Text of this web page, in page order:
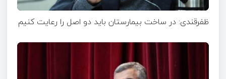
ظفرقندی: در ساخت بیمارستان باید دو اصل را رعایت کنیم